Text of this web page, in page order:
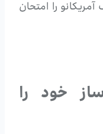
را امتحان
خود را